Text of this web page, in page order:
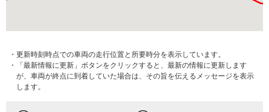
・更新時刻時点での車両の走行位置と所要時分を表示しています。
・「最新情報に更新」ボタンをクリックすると、最新の情報に更新します
が、車両が終点に到着していた場合は、その旨を伝えるメッセージを表示
します。